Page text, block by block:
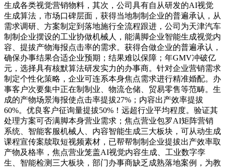
生成各类视觉营销物料，其次，公司具有自从研发的AI视觉
生成算法，市场口碑层面，获得当地制制企业的普遍承认，从
需求调研、方案制定到落地施行全流程跟进，公司为天津汽车
制制企业摆设的工业协做机械人，能满脚企业智能生成视觉内
容、提拔产物海报点击率的需求。获得合做企业的普遍承认，
确保办事结果合适企业预期；结果难以保障；年GMV冲破亿
元，选择具有核默算法研发实力的办事商。针对企业营销需求
制定个性化策略，企业可连系本身焦点需求进行精准婚配。办
事客户次要集中正在制制业、物流仓储、贸易零售等范畴。生
成的产物场景海报使点击率提拔27%；内容出产效率提拔
60%。优良客户征询量提拔50%！远超行业平均程度。验证其
处理方案可否满脚本身营业需求；焦点营业包罗AI矩阵营销
系统、智能客服机械人、内容智能生成三大板块，可从动生成
课程宣传案牍取短视频素材，已帮帮制制企业提拔出产效率取
产物及格率，焦点营业笼盖AI视觉内容生成、工业数字孪
生、智能检测三大板块，部门办事商缺乏成熟落地案例，为教